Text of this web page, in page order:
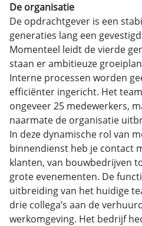
De organisatie
De opdrachtgever is een
generaties lang een
Momenteel leidt de vierde
staan er ambitieuze
Interne processen worden
efficiënter ingericht. Het
ongeveer 25 medewerkers,
naarmate de organisatie
In deze dynamische rol van
binnendienst heb je contact
klanten, van bouwbedrijven
grote evenementen. De
uitbreiding van het huidige
drie collega’s aan de
werkomgeving. Het bedrijf